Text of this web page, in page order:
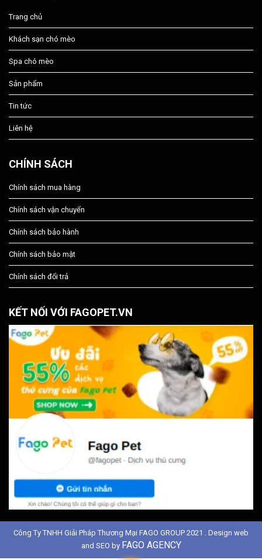
Trang chủ
Khách sạn chó mèo
Spa chó mèo
Sản phẩm
Tin tức
Liên hệ
CHÍNH SÁCH
Chính sách mua hàng
Chính sách vận chuyển
Chính sách bảo hành
Chính sách bảo mật
Chính sách đổi trả
KẾT NỐI VỚI FAGOPET.VN
Công Ty TNHH Giải Pháp Thương Mại FAGO GROUP 2021 . Design web
and SEO by FAGO AGENCY